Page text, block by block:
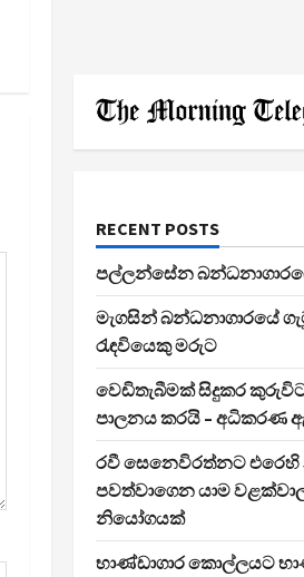
RECENT POSTS
පල්ලන්සේන
මැගසින් බන්ධනාගාරයේ
රැඳවියෙකු මරුට
වෙඩිතැබීමක් සිදුකර
පාලනය කරයි – අධිකරණ
රවී සෙනෙවිරත්නට එරෙහි
පවත්වාගෙන යාම
නියෝගයක්
භාණ්ඩාගාර කොල්ලයට